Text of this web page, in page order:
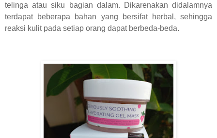
telinga atau siku bagian dalam. Dikarenakan didalamnya
terdapat beberapa bahan yang bersifat herbal, sehingga
reaksi kulit pada setiap orang dapat berbeda-beda.